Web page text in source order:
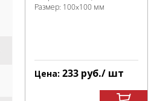
Размер: 100x100 мм
Цена: 233 руб./ шт